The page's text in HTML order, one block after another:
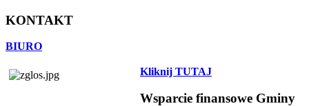
KONTAKT
BIURO
Kliknij TUTAJ
Wsparcie finansowe Gminy